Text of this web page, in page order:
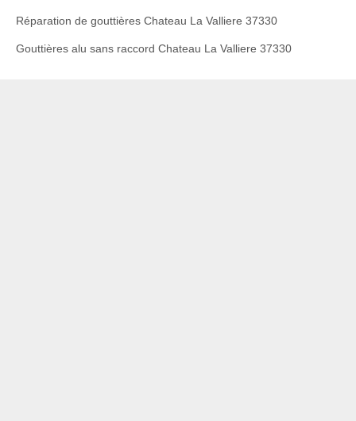
Réparation de gouttières Chateau La Valliere 37330
Gouttières alu sans raccord Chateau La Valliere 37330